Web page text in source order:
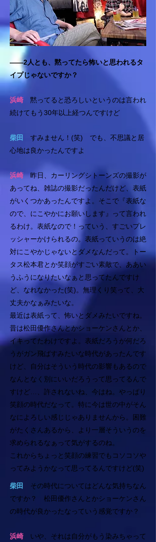
――2人とも、黙ってたら怖いと思われるタ
イプじゃないですか？
浜崎 黙ってると恐ろしいというのは言われ
続けてもう30年以上経つんですけど
柴田
すみません！(笑) でも、不思議と居
心地は良かったんですよ
浜崎昨日、カーリングシトーンズの撮影が
あってね、雑誌の撮影だったんだけど、表紙
がいくつかあったんですよ。そこで『表紙な
ので、にこやかにお願いします』って言われ
るわけ。表紙なので！っていう、すごいプレ
ッシャーかけられるの。表紙っていうのは絶
対にこやかじゃないとダメなんだって。トー
タス松本君とか笑顔がすごい素敵で、ああい
うふうになりたいなぁと思ってたんですけ
ど、なれなかった(笑)。無理くり笑って、大
丈夫かなぁみたいな。
最近は表紙って、怖いとダメみたいですね。
昔は松田優作さんとかショーケンさんとか、
イキってたわけですよ。表紙だろうが何だろ
うがガン飛ばすみたいな時代があったんです
けど、自分はそういう時代の影響もあるので
なんとなく別にいいだろうって思ってるんで
すけど…、許されないね、今はね。やっぱり
笑顔の時代だなって。 特に今は世の中がそん
なによろしい感じじゃありませんから。困難
がたくさんあるから、より一層そういうのを
求められるなぁって気がするのね。
これからちょっと笑顔の練習でもコソコソや
ってみようかなって思ってるんですけど(笑)
柴田
その時代についてはどんな気持ちなん
ですか？ 松田優作さんとかショーケンさん
の時代が良かったなっていう感覚ですか？
浜崎 いや、それは自分がもう染みちゃって